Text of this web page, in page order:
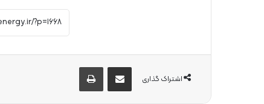
اشتراک گذاری
از طریق ایمیل به اشتراک بگذارید